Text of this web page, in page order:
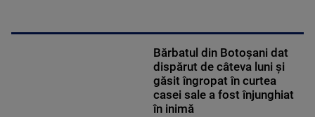
Bărbatul din Botoșani dat
dispărut de câteva luni și
găsit îngropat în curtea
casei sale a fost înjunghiat
în inimă